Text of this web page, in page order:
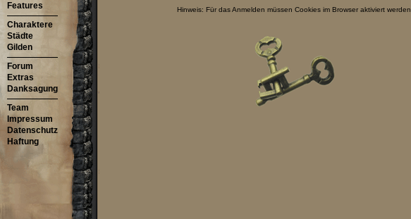
Features
Charaktere
Städte
Gilden
Forum
Extras
Danksagung
Team
Impressum
Datenschutz
Haftung
Hinweis: Für das Anmelden müssen Cookies im Browser aktiviert werden.